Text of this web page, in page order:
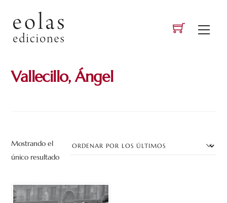
content
Vallecillo, Ángel
Mostrando el
único resultado